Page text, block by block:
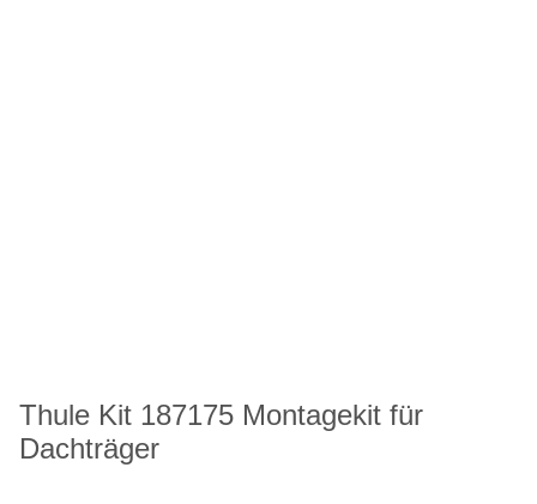
Thule Kit 187175 Montagekit für
Dachträger